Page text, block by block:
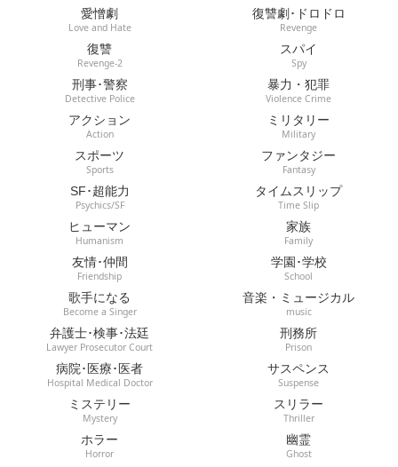
愛憎劇
Love and Hate
復讐劇･ドロドロ
Revenge
復讐
Revenge-2
スパイ
Spy
刑事･警察
Detective Police
暴力・犯罪
Violence Crime
アクション
Action
ミリタリー
Military
スポーツ
Sports
ファンタジー
Fantasy
SF･超能力
Psychics/SF
タイムスリップ
Time Slip
ヒューマン
Humanism
家族
Family
友情･仲間
Friendship
学園･学校
School
歌手になる
Become a Singer
音楽・ミュージカル
music
弁護士･検事･法廷
Lawyer Prosecutor Court
刑務所
Prison
病院･医療･医者
Hospital Medical Doctor
サスペンス
Suspense
ミステリー
Mystery
スリラー
Thriller
ホラー
Horror
幽霊
Ghost